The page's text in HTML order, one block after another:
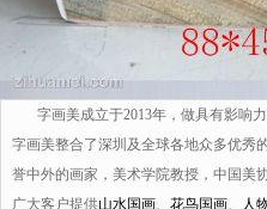
字画美成立于2013年，做具有影响力
字画美整合了深圳及全球各地众多优秀
誉中外的画家，美术学院教授，中国美
广大客户提供山水国画 花鸟国画 人